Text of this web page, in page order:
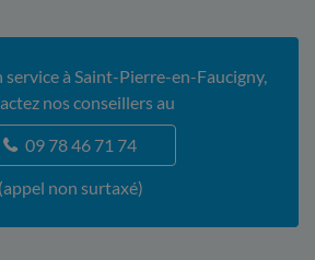
service à Saint-Pierre-en-Faucigny,
nos conseillers au
09 78 46 71 74
(appel non surtaxé)